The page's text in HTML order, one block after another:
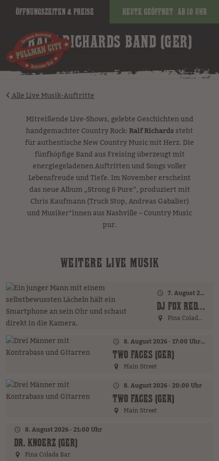
Öffnungszeiten & Preise Heute geöffnet ab 10 Uhr
image
RALF RICHARDS BAND (GER)
Alle Live Musik-Auftritte
Mitreißende Live-Shows, gelebte Geschichten und
handgemachter Country Rock:Ralf Richardssteht
für authentische New Country Music mit Herz. Die
fünfköpfige Band aus Freising überzeugt mit
energiegeladenen Auftritten und Songs voller
Lebensfreude und Tiefe. Im November erscheint
das neue Album „Strong & Pure“, produziert mit
Chris Kaufmann (Truck Stop, Andreas Gabalier)
und Musiker*innen aus Nashville – Country Music
pur.
WEITERE LIVE MUSIK
7. August 2026 · 21:00 Uhr
DJ FOX REDFIELD (GER)
Pina Colada Bar
8. August 2026 · 17:00 Uhr – 18:00 Uhr
TWO FACES (GER)
Main Street
8. August 2026 · 20:00 Uhr
TWO FACES (GER)
Main Street
8. August 2026 · 21:00 Uhr
DR. KNOERZ (GER)
Pina Colada Bar